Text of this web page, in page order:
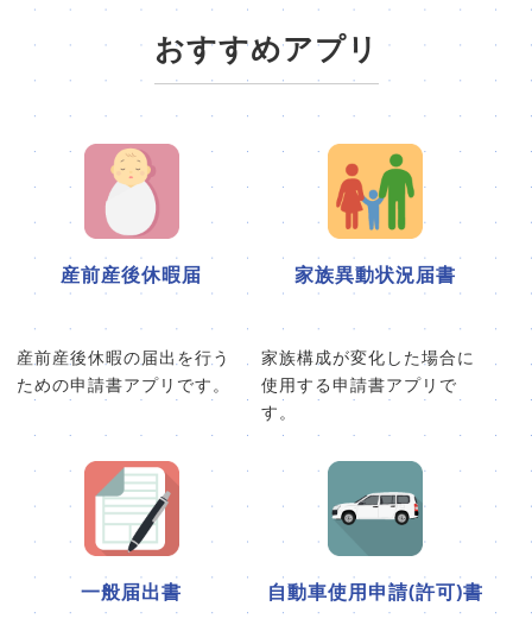
おすすめアプリ
産前産後休暇届
産前産後休暇の届出を行う
ための申請書アプリです。
家族異動状況届書
家族構成が変化した場合に
使用する申請書アプリで
す。
一般届出書 自動車使用申請(許可)書